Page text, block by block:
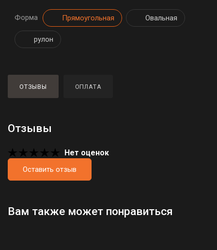
Форма Прямоугольная Овальная
рулон
ОТЗЫВЫ ОПЛАТА
Отзывы
Нет оценок
Оставить отзыв
Загрузка отзывов...
Вам также может понравиться